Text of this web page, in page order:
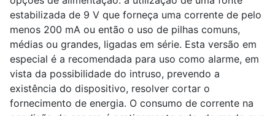
estabilizada de 9 V que forneça uma corrente de pelo
menos 200 mA ou então o uso de pilhas comuns,
médias ou grandes, ligadas em série. Esta versão em
especial é a recomendada para uso como alarme, em
vista da possibilidade do intruso, prevendo a
existência do dispositivo, resolver cortar o
fornecimento de energia. O consumo de corrente na